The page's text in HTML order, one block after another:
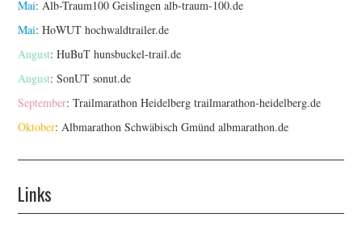
Mai: Alb-Traum100 Geislingenalb-traum-100.de
Mai: HoWUThochwaldtrailer.de
August: HuBuThunsbuckel-trail.de
August: SonUTsonut.de
September: Trailmarathon Heidelbergtrailmarathon-heidelberg.de
Oktober: Albmarathon Schwäbisch Gmündalbmarathon.de
Links